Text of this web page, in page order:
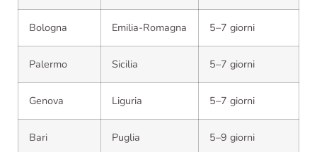
Bologna Emilia-Romagna 5–7 giorni
Palermo Sicilia 5–7 giorni
Genova Liguria 5–7 giorni
Bari Puglia 5–9 giorni